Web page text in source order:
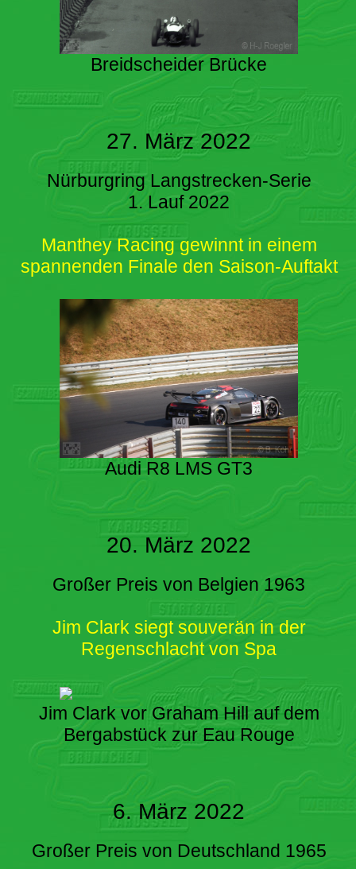
Breidscheider Brücke
27. März 2022
Nürburgring Langstrecken-Serie
1. Lauf 2022
Manthey Racing gewinnt in einem
spannenden Finale den Saison-Auftakt
Audi R8 LMS GT3
20. März 2022
Großer Preis von Belgien 1963
Jim Clark siegt souverän in der
Regenschlacht von Spa
Jim Clark vor Graham Hill auf dem
Bergabstück zur Eau Rouge
6. März 2022
Großer Preis von Deutschland 1965